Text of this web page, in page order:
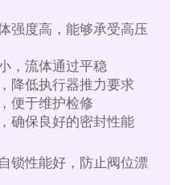
强度高，能够承受高压
，流体通过平稳
降低执行器推力要求
便于维护检修
确保良好的密封性能
锁性能好，防止阀位漂